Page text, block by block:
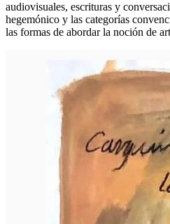
audiovisuales, escrituras y
hegemónico y las categorías
las formas de abordar la noción de